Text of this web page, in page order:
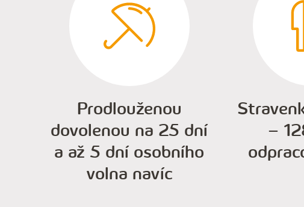
Prodlouženou
dovolenou na 25 dní
a až 5 dní osobního
volna navíc
–